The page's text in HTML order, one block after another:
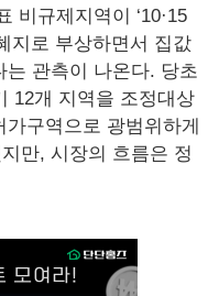
비규제지역이 ‘10·15
지로 부상하면서 집값
관측이 나온다. 당초
12개 지역을 조정대상
구역으로 광범위하게
만, 시장의 흐름은 정